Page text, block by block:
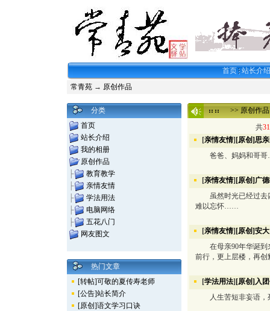
首页 站长介绍
常青苑→ 原创作品
分类
首页
站长介绍
我的相册
原创作品
├
教育教学
├
亲情友情
├
学法用法
├
电脑网络
├
五花八门
网友图文
热门文章
[转帖]可敬的夏传寿老师
[公告]站长简介
[原创]语文学习口诀
>> 原创作品
共
[亲情友情][原创]思
爸爸、妈妈和哥哥
[亲情友情][原创]广
虽然时光已经过去四
难以忘怀……
[亲情友情][原创]安
在母亲90年华诞到来
前行，更上层楼，再创
[学法用法][原创]入
人生苦短非妄语，